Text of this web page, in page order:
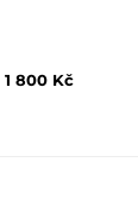
1 800 Kč